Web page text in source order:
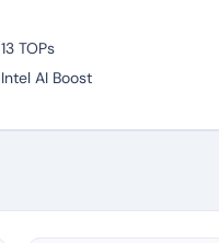
13 TOPs
Intel AI Boost